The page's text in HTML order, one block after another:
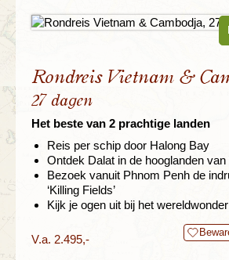
Rondreis Vietnam &
27 dagen
Het beste van 2 prachtige landen
Reis per schip door Halong Bay
Ontdek Dalat in de hooglanden van
Bezoek vanuit Phnom Penh de
‘Killing Fields’
Kijk je ogen uit bij het
V.a. 2.495,-